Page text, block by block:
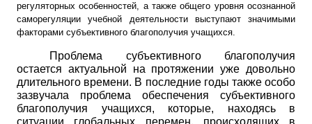
регуляторных особенностей, а также общего уровня осознанной
саморегуляции учебной деятельности выступают значимыми
факторами субъективного благополучия учащихся.
Проблема субъективного благополучия
остается актуальной на протяжении уже довольно
длительного времени. В последние годы также особо
зазвучала проблема обеспечения субъективного
благополучия учащихся, которые, находясь в